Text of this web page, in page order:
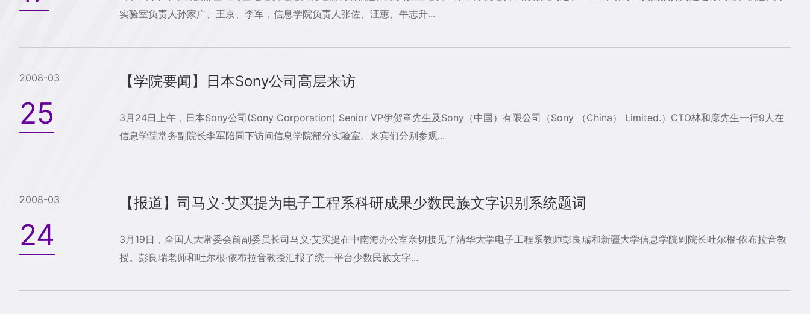
实验室负责人孙家广、王京、李军，信息学院负责人张佐、汪蕙、牛志升...
2008-03
25
【学院要闻】日本Sony公司高层来访
3月24日上午，日本Sony公司(Sony Corporation) Senior VP伊贺章先生及Sony（中国）有限公司（Sony （China） Limited.）CTO林和彦先生一行9人在
信息学院常务副院长李军陪同下访问信息学院部分实验室。来宾们分别参观...
2008-03
24
【报道】司马义·艾买提为电子工程系科研成果少数民族文字识别系统题词
3月19日，全国人大常委会前副委员长司马义·艾买提在中南海办公室亲切接见了清华大学电子工程系教师彭良瑞和新疆大学信息学院副院长吐尔根·依布拉音教
授。彭良瑞老师和吐尔根·依布拉音教授汇报了统一平台少数民族文字...